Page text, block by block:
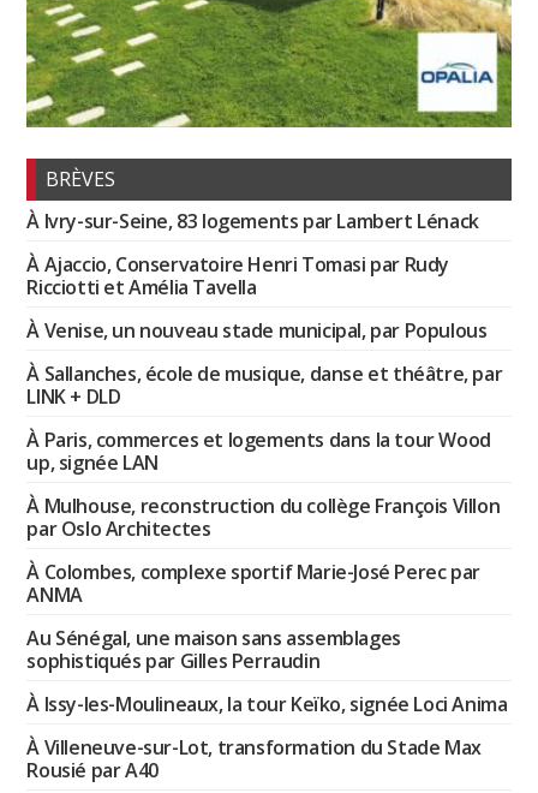
BRÈVES
À Ivry-sur-Seine, 83 logements par Lambert Lénack
À Ajaccio, Conservatoire Henri Tomasi par Rudy
Ricciotti et Amélia Tavella
À Venise, un nouveau stade municipal, par Populous
À Sallanches, école de musique, danse et théâtre, par
LINK + DLD
À Paris, commerces et logements dans la tour Wood
up, signée LAN
À Mulhouse, reconstruction du collège François Villon
par Oslo Architectes
À Colombes, complexe sportif Marie-José Perec par
ANMA
Au Sénégal, une maison sans assemblages
sophistiqués par Gilles Perraudin
À Issy-les-Moulineaux, la tour Keïko, signée Loci Anima
À Villeneuve-sur-Lot, transformation du Stade Max
Rousié par A40